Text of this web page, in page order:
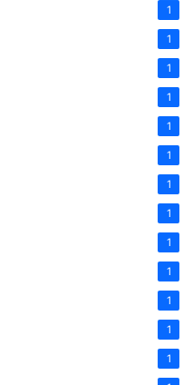
1
1
1
1
1
1
1
1
1
1
1
1
1